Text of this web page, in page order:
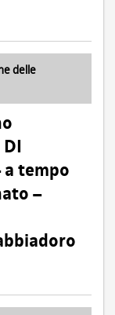
delle
a tempo
–